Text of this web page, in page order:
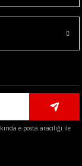
e-posta aracılığı ile